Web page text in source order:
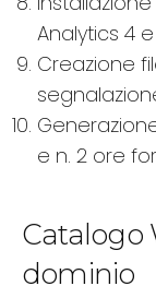
Analytics 4
Creazione
e n. 2 ore
Catalogo
dominio